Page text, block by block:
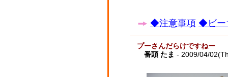
◆注意事項 ◆ビー
プーさんだらけですねー
番頭 たま - 2009/04/